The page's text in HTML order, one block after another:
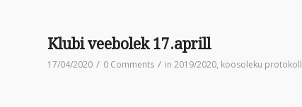
Klubi veebolek 17.aprill
17/04/2020 / 0 Comments / in 2019/2020, koosoleku protokoll